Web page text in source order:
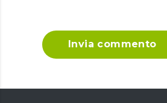
Invia commento